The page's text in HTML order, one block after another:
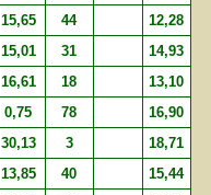
15,65 44 12,28
15,01 31 14,93
16,61 18 13,10
0,75 78 16,90
30,13 3 18,71
13,85 40 15,44